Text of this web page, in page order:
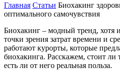
Главная Статьи Биохакинг
оптимального самочувствия
Биохакинг – модный тренд, хотя
точки зрения затрат времени и
работают курорты, которые
биохакинга. Расскажем, стоит ли
есть ли от него реальная польза.